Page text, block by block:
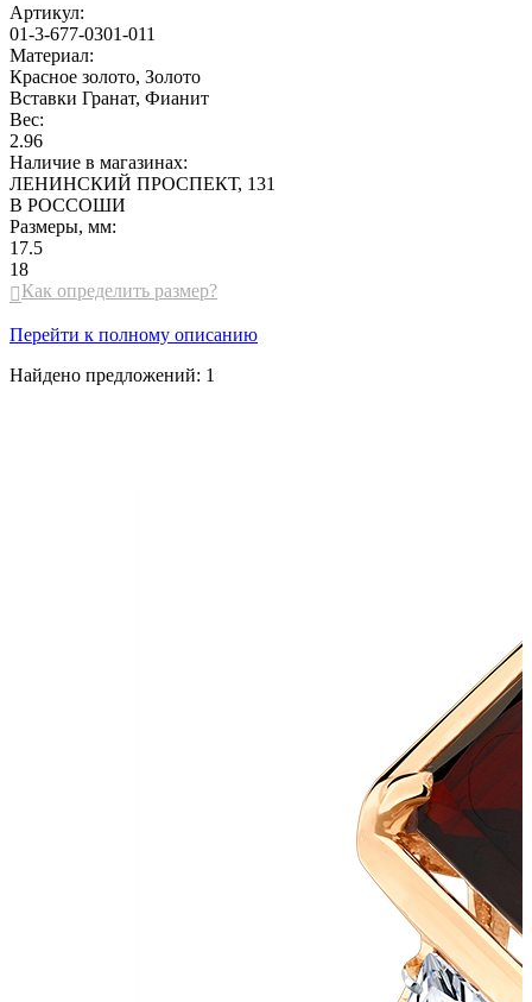
Артикул:
01-3-677-0301-011
Материал:
Красное золото, Золото
Вставки Гранат, Фианит
Вес:
2.96
Наличие в магазинах:
ЛЕНИНСКИЙ ПРОСПЕКТ, 131
В РОССОШИ
Размеры, мм:
17.5
18
 Как определить размер?
Перейти к полному описанию
Найдено предложений: 1